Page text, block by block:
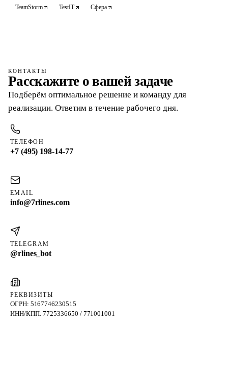
TeamStorm TestIT Сфера
КОНТАКТЫ
Расскажите о вашей задаче
Подберём оптимальное решение и команду для
реализации. Ответим в течение рабочего дня.
ТЕЛЕФОН
+7 (495) 198-14-77
EMAIL
info@7rlines.com
TELEGRAM
@rlines_bot
РЕКВИЗИТЫ
ОГРН: 5167746230515
ИНН/КПП: 7725336650 / 771001001